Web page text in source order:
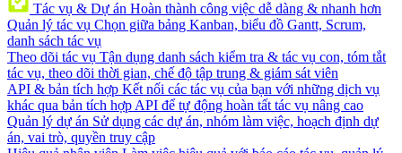
Tác vụ & Dự án Hoàn thành công việc dễ dàng & nhanh hơn
Quản lý tác vụ Chọn giữa bảng Kanban, biểu đồ Gantt, Scrum,
danh sách tác vụ
Theo dõi tác vụ Tận dụng danh sách kiểm tra & tác vụ con, tóm tắt
tác vụ, theo dõi thời gian, chế độ tập trung & giám sát viên
API & bản tích hợp Kết nối các tác vụ của bạn với những dịch vụ
khác qua bản tích hợp API để tự động hoàn tất tác vụ nâng cao
Quản lý dự án Sử dụng các dự án, nhóm làm việc, hoạch định dự
án, vai trò, quyền truy cập